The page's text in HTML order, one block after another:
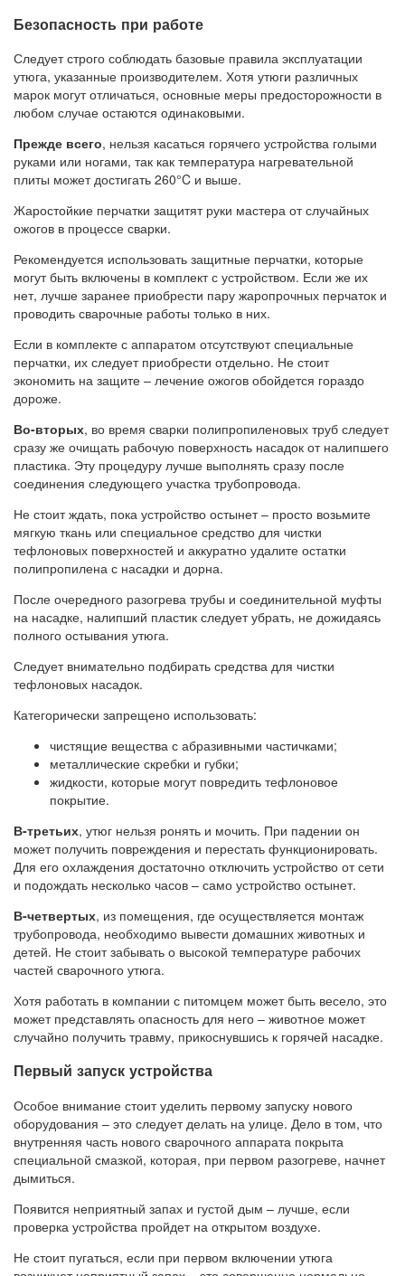
Безопасность при работе
Следует строго соблюдать базовые правила эксплуатации
утюга, указанные производителем. Хотя утюги различных
марок могут отличаться, основные меры предосторожности в
любом случае остаются одинаковыми.
Прежде всего, нельзя касаться горячего устройства голыми
руками или ногами, так как температура нагревательной
плиты может достигать 260°C и выше.
Жаростойкие перчатки защитят руки мастера от случайных
ожогов в процессе сварки.
Рекомендуется использовать защитные перчатки, которые
могут быть включены в комплект с устройством. Если же их
нет, лучше заранее приобрести пару жаропрочных перчаток и
проводить сварочные работы только в них.
Если в комплекте с аппаратом отсутствуют специальные
перчатки, их следует приобрести отдельно. Не стоит
экономить на защите – лечение ожогов обойдется гораздо
дороже.
Во-вторых, во время сварки полипропиленовых труб следует
сразу же очищать рабочую поверхность насадок от налипшего
пластика. Эту процедуру лучше выполнять сразу после
соединения следующего участка трубопровода.
Не стоит ждать, пока устройство остынет – просто возьмите
мягкую ткань или специальное средство для чистки
тефлоновых поверхностей и аккуратно удалите остатки
полипропилена с насадки и дорна.
После очередного разогрева трубы и соединительной муфты
на насадке, налипший пластик следует убрать, не дожидаясь
полного остывания утюга.
Следует внимательно подбирать средства для чистки
тефлоновых насадок.
Категорически запрещено использовать:
чистящие вещества с абразивными частичками;
металлические скребки и губки;
жидкости, которые могут повредить тефлоновое
покрытие.
В-третьих, утюг нельзя ронять и мочить. При падении он
может получить повреждения и перестать функционировать.
Для его охлаждения достаточно отключить устройство от сети
и подождать несколько часов – само устройство остынет.
В-четвертых, из помещения, где осуществляется монтаж
трубопровода, необходимо вывести домашних животных и
детей. Не стоит забывать о высокой температуре рабочих
частей сварочного утюга.
Хотя работать в компании с питомцем может быть весело, это
может представлять опасность для него – животное может
случайно получить травму, прикоснувшись к горячей насадке.
Первый запуск устройства
Особое внимание стоит уделить первому запуску нового
оборудования – это следует делать на улице. Дело в том, что
внутренняя часть нового сварочного аппарата покрыта
специальной смазкой, которая, при первом разогреве, начнет
дымиться.
Появится неприятный запах и густой дым – лучше, если
проверка устройства пройдет на открытом воздухе.
Не стоит пугаться, если при первом включении утюга